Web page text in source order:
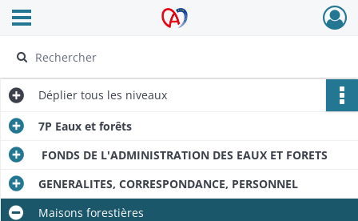
Archives Alsace - Colmar
Ouvrir le menu déroulant
Déplier tous les niveaux
7P Eaux et forêts
FONDS DE L'ADMINISTRATION DES EAUX ET FORETS
GENERALITES, CORRESPONDANCE, PERSONNEL
Maisons forestières